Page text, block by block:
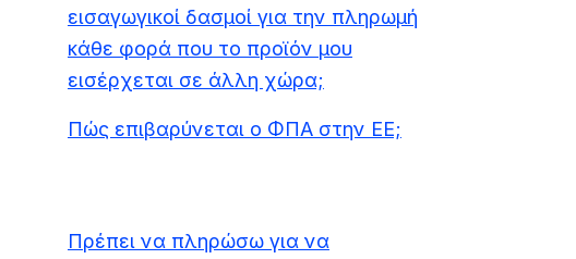
εισαγωγικοί δασμοί για την πληρωμή
κάθε φορά που το προϊόν μου
εισέρχεται σε άλλη χώρα;
Πώς επιβαρύνεται ο ΦΠΑ στην ΕΕ;
Πρέπει να πληρώσω για να